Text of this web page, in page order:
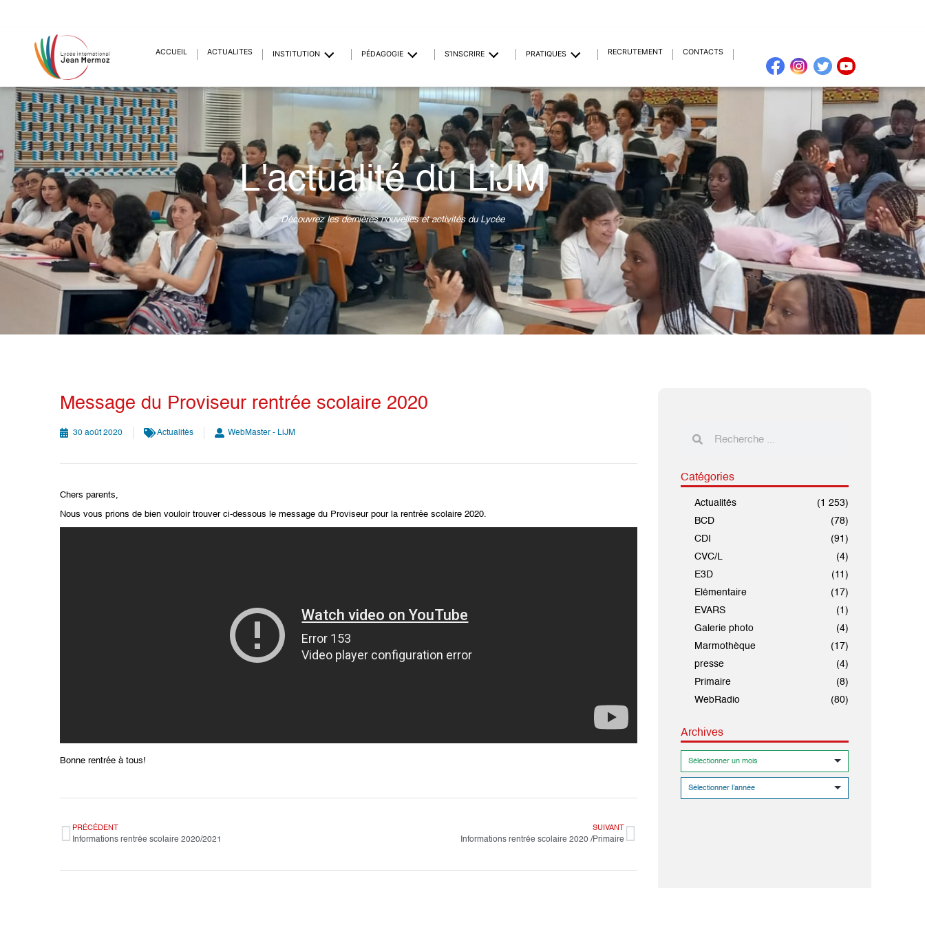
ACCUEIL ACTUALITÉS INSTITUTION PÉDAGOGIE S’INSCRIRE PRATIQUES RECRUTEMENT CONTACTS
L'actualité du LiJM
Découvrez les dernières nouvelles et activités du Lycée
Message du Proviseur rentrée scolaire 2020
30 août 2020 Actualités WebMaster - LiJM
Chers parents,
Nous vous prions de bien vouloir trouver ci-dessous le message du Proviseur pour la rentrée scolaire 2020.
Bonne rentrée à tous!
PRÉCÉDENT
Informations rentrée scolaire 2020/2021
SUIVANT
Informations rentrée scolaire 2020 /Primaire
Catégories
Actualités
(1 253)
BCD
(78)
CDI
(91)
CVC/L
(4)
E3D
(11)
Elémentaire
(17)
EVARS
(1)
Galerie photo
(4)
Marmothèque
(17)
presse
(4)
Primaire
(8)
WebRadio
(80)
Archives